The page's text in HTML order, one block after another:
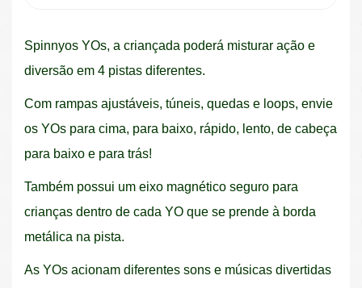
Spinnyos YOs, a criançada poderá misturar ação e
diversão em 4 pistas diferentes.
Com rampas ajustáveis, túneis, quedas e loops, envie
os YOs para cima, para baixo, rápido, lento, de cabeça
para baixo e para trás!
Também possui um eixo magnético seguro para
crianças dentro de cada YO que se prende à borda
metálica na pista.
As YOs acionam diferentes sons e músicas divertidas